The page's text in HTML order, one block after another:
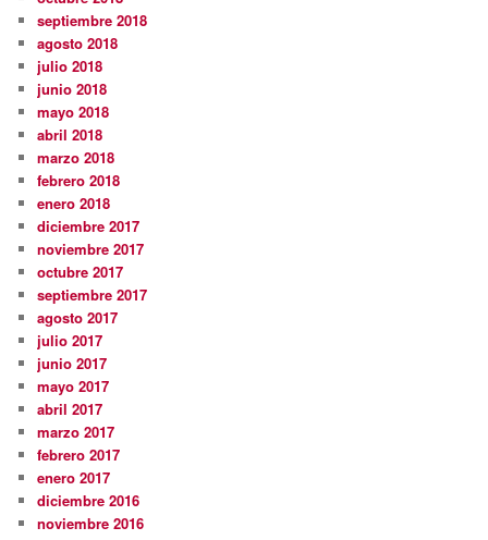
septiembre 2018
agosto 2018
julio 2018
junio 2018
mayo 2018
abril 2018
marzo 2018
febrero 2018
enero 2018
diciembre 2017
noviembre 2017
octubre 2017
septiembre 2017
agosto 2017
julio 2017
junio 2017
mayo 2017
abril 2017
marzo 2017
febrero 2017
enero 2017
diciembre 2016
noviembre 2016